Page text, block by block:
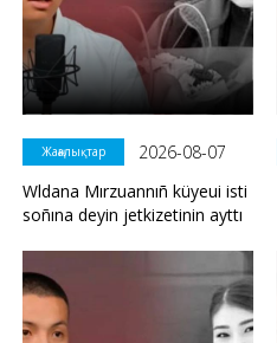
Жаңалықтар
2026-08-07
Wldana Mırzuannıñ küyeui isti
soñına deyin jetkizetinin ayttı